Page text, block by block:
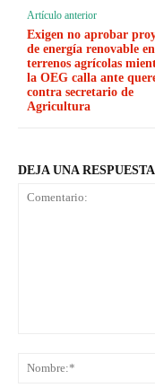
Artículo anterior
Exigen no aprobar
de energía renovable en
terrenos agrícolas
la OEG calla ante
contra secretario de
Agricultura
DEJA UNA RESPUESTA